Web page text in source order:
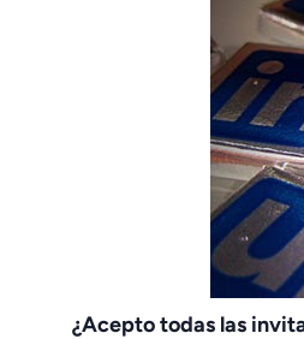
¿Acepto todas las